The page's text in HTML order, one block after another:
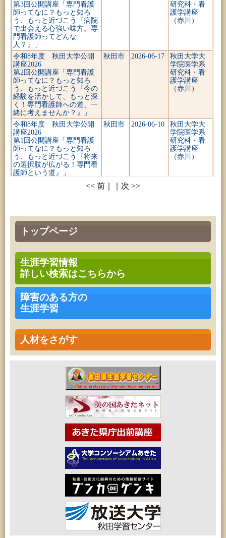
トップページ
生涯学習情報
詳しい検索はこちらから
障害のある方の
生涯学習
人材をさがす
第3回公開講座「専門看護
師ってなに？もっと知ろ
う、もっと近づこう『病院
で出会える心強い味方。専
門看護師ってどんな
人？』」
研究科・看
護学講座
（赤川）
令和8年度 秋田大学公開
講座2026
第2回公開講座「専門看護
師ってなに？もっと知ろ
う、もっと近づこう『今の
経験を活かして、もっと深
く！専門看護師への道、一
緒に考えませんか？』」
秋田市 2026-06-17
秋田大学大
学院医学系
研究科・看
護学講座
（赤川）
令和8年度 秋田大学公開
講座2026
第1回公開講座「専門看護
師ってなに？もっと知ろ
う、もっと近づこう『将来
の選択肢が広がる！専門看
護師という道』」
秋田市 2026-06-10
秋田大学大
学院医学系
研究科・看
護学講座
（赤川）
<< 前｜｜次 >>